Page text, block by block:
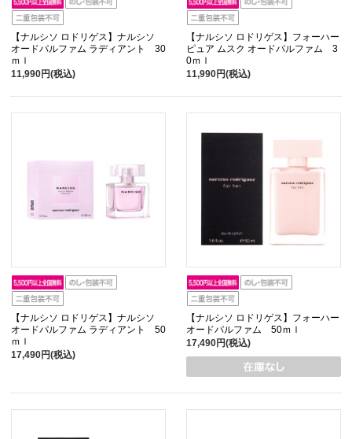
【ナルシソ ロドリゲス】ナルシソ
オードパルファム ラディアント 30
ｍｌ
11,990円(税込)
【ナルシソ ロドリゲス】フォーハー
ピュア ムスク オードパルファム 3
0ｍｌ
11,990円(税込)
【ナルシソ ロドリゲス】ナルシソ
オードパルファム ラディアント 50
ｍｌ
17,490円(税込)
【ナルシソ ロドリゲス】フォーハー
オードパルファム 50ｍｌ
17,490円(税込)